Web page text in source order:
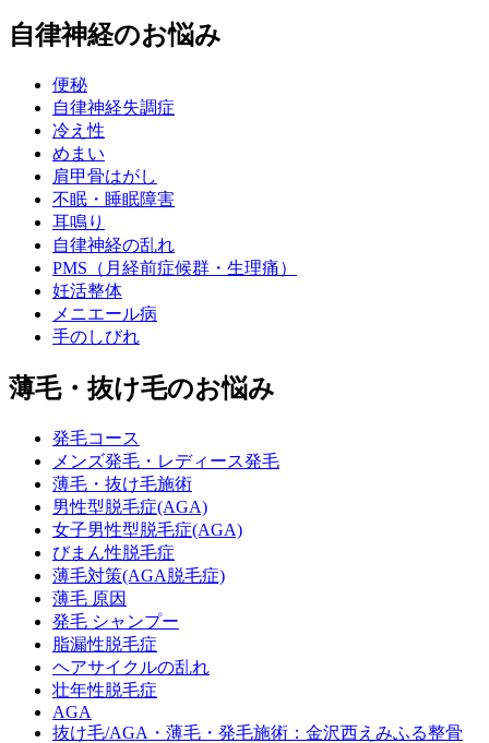
自律神経のお悩み
便秘
自律神経失調症
冷え性
めまい
肩甲骨はがし
不眠・睡眠障害
耳鳴り
自律神経の乱れ
PMS（月経前症候群・生理痛）
妊活整体
メニエール病
手のしびれ
薄毛・抜け毛のお悩み
発毛コース
メンズ発毛・レディース発毛
薄毛・抜け毛施術
男性型脱毛症(AGA)
女子男性型脱毛症(AGA)
びまん性脱毛症
薄毛対策(AGA脱毛症)
薄毛 原因
発毛 シャンプー
脂漏性脱毛症
ヘアサイクルの乱れ
壮年性脱毛症
AGA
抜け毛/AGA・薄毛・発毛施術：金沢西えみふる整骨